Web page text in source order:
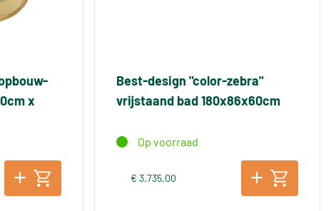
x
Best-design "color-zebra"
vrijstaand bad 180x86x60cm
Op voorraad
€ 3.735,00